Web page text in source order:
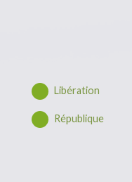
Libération
République